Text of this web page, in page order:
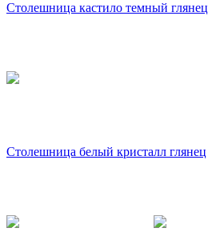
Столешница кастило темный глянец
Столешница белый кристалл глянец